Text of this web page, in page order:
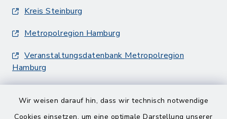
Wir weisen darauf hin, dass wir technisch notwendige
Cookies einsetzen, um eine optimale Darstellung unserer
Kreis Steinburg
Metropolregion Hamburg
Veranstaltungsdatenbank Metropolregion
Hamburg